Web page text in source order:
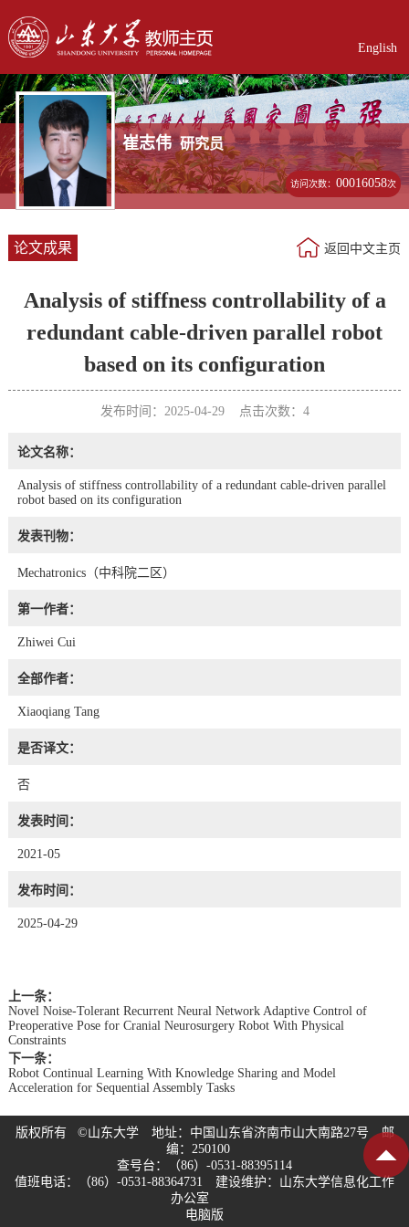
English
崔志伟 研究员
访问次数：00016058次
论文成果 返回中文主页
Analysis of stiffness controllability of a
redundant cable-driven parallel robot
based on its configuration
发布时间：2025-04-29 点击次数： 4
论文名称：
Analysis of stiffness controllability of a redundant cable-driven parallel
robot based on its configuration
发表刊物：
Mechatronics（中科院二区）
第一作者：
Zhiwei Cui
全部作者：
Xiaoqiang Tang
是否译文：
否
发表时间：
2021-05
发布时间：
2025-04-29
上一条：
Novel Noise-Tolerant Recurrent Neural Network Adaptive Control of
Preoperative Pose for Cranial Neurosurgery Robot With Physical
Constraints
下一条：
Robot Continual Learning With Knowledge Sharing and Model
Acceleration for Sequential Assembly Tasks
版权所有 ©山东大学 地址：中国山东省济南市山大南路27号 邮
编：250100
查号台：（86）-0531-88395114
值班电话：（86）-0531-88364731 建设维护：山东大学信息化工作
办公室
电脑版